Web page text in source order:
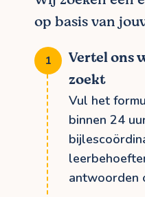
op basis van
Vertel ons
zoekt
Vul het
binnen 24
antwoorden